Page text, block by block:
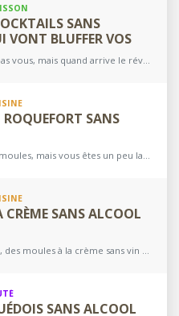
SANS
VONT BLUFFER VOS
LE RÉVEILLON
SANS
CRÈME SANS ALCOOL
SANS ALCOOL